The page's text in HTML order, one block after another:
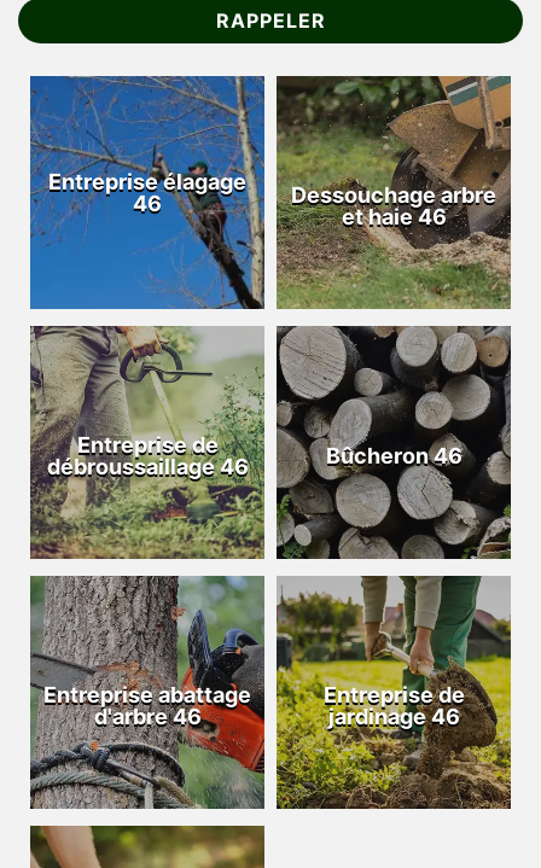
Entreprise élagage
46
Dessouchage arbre
et haie 46
Entreprise de
débroussaillage 46
Bûcheron 46
Entreprise abattage
d'arbre 46
Entreprise de
jardinage 46